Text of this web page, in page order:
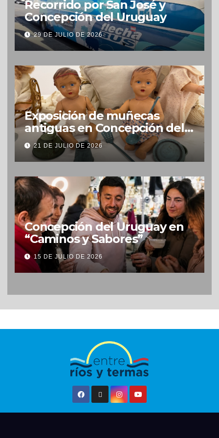
Recorrido por San José y
Concepción del Uruguay
29 DE JULIO DE 2026
Exposición de muñecas
antiguas en Concepción del
Uruguay
21 DE JULIO DE 2026
Concepción del Uruguay en
“Caminos y Sabores”
15 DE JULIO DE 2026